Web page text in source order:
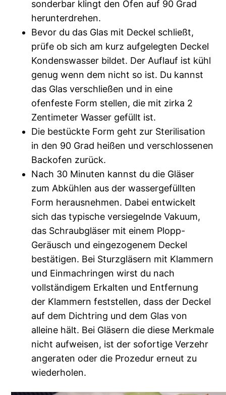
sonderbar klingt den Ofen auf 90 Grad
herunterdrehen.
Bevor du das Glas mit Deckel schließt,
prüfe ob sich am kurz aufgelegten Deckel
Kondenswasser bildet. Der Auflauf ist kühl
genug wenn dem nicht so ist. Du kannst
das Glas verschließen und in eine
ofenfeste Form stellen, die mit zirka 2
Zentimeter Wasser gefüllt ist.
Die bestückte Form geht zur Sterilisation
in den 90 Grad heißen und verschlossenen
Backofen zurück.
Nach 30 Minuten kannst du die Gläser
zum Abkühlen aus der wassergefüllten
Form herausnehmen. Dabei entwickelt
sich das typische versiegelnde Vakuum,
das Schraubgläser mit einem Plopp-
Geräusch und eingezogenem Deckel
bestätigen. Bei Sturzgläsern mit Klammern
und Einmachringen wirst du nach
vollständigem Erkalten und Entfernung
der Klammern feststellen, dass der Deckel
auf dem Dichtring und dem Glas von
alleine hält. Bei Gläsern die diese Merkmale
nicht aufweisen, ist der sofortige Verzehr
angeraten oder die Prozedur erneut zu
wiederholen.